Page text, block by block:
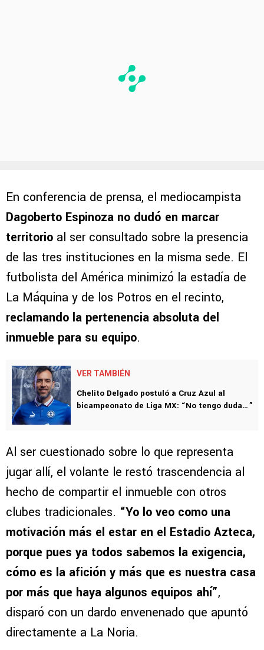
En conferencia de prensa, el mediocampista
Dagoberto Espinoza no dudó en marcar
territorio al ser consultado sobre la presencia
de las tres instituciones en la misma sede. El
futbolista del América minimizó la estadía de
La Máquina y de los Potros en el recinto,
reclamando la pertenencia absoluta del
inmueble para su equipo.
VER TAMBIÉN
Chelito Delgado postuló a Cruz Azul al
bicampeonato de Liga MX: “No tengo duda…”
Al ser cuestionado sobre lo que representa
jugar allí, el volante le restó trascendencia al
hecho de compartir el inmueble con otros
clubes tradicionales. “Yo lo veo como una
motivación más el estar en el Estadio Azteca,
porque pues ya todos sabemos la exigencia,
cómo es la afición y más que es nuestra casa
por más que haya algunos equipos ahí”,
disparó con un dardo envenenado que apuntó
directamente a La Noria.